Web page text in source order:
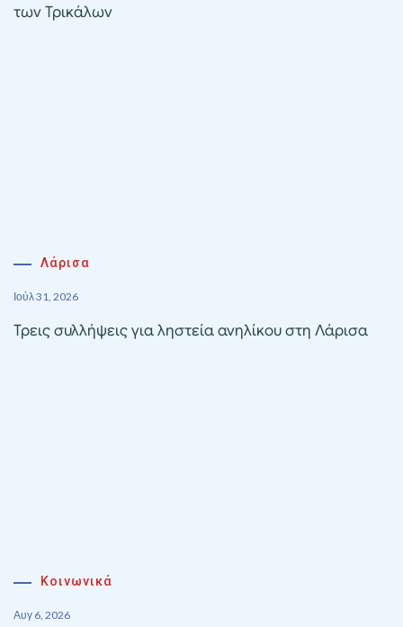
των Τρικάλων
Λάρισα
Ιούλ 31, 2026
Τρεις συλλήψεις για ληστεία ανηλίκου στη Λάρισα
Κοινωνικά
Αυγ 6, 2026